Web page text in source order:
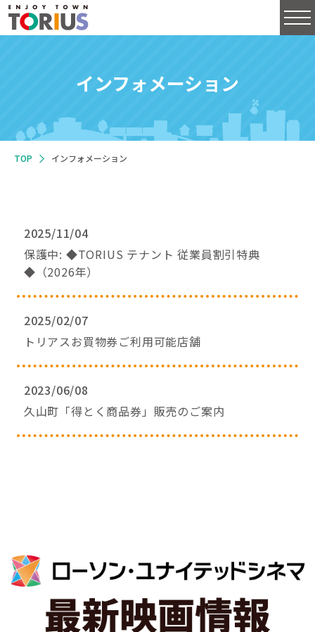
インフォメーション
TOP インフォメーション
2025/11/04
保護中: ◆TORIUS テナント 従業員割引特典
◆（2026年）
2025/02/07
トリアスお買物券ご利用可能店舗
2023/06/08
久山町「得とく商品券」販売のご案内